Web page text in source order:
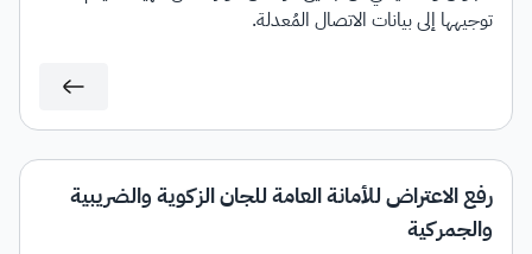
توجيهها إلى بيانات الاتصال المُعدلة.
رفع الاعتراض للأمانة العامة للجان الزكوية والضريبية
والجمركية